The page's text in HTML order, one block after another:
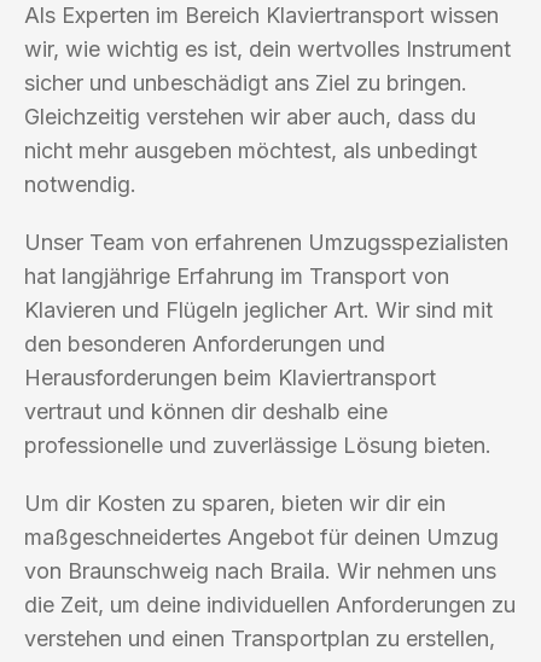
Als Experten im Bereich Klaviertransport wissen
wir, wie wichtig es ist, dein wertvolles Instrument
sicher und unbeschädigt ans Ziel zu bringen.
Gleichzeitig verstehen wir aber auch, dass du
nicht mehr ausgeben möchtest, als unbedingt
notwendig.
Unser Team von erfahrenen Umzugsspezialisten
hat langjährige Erfahrung im Transport von
Klavieren und Flügeln jeglicher Art. Wir sind mit
den besonderen Anforderungen und
Herausforderungen beim Klaviertransport
vertraut und können dir deshalb eine
professionelle und zuverlässige Lösung bieten.
Um dir Kosten zu sparen, bieten wir dir ein
maßgeschneidertes Angebot für deinen Umzug
von Braunschweig nach Braila. Wir nehmen uns
die Zeit, um deine individuellen Anforderungen zu
verstehen und einen Transportplan zu erstellen,